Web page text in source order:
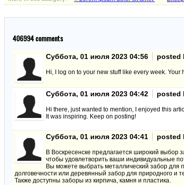
406994comments
Суббота, 01 июля 2023 04:56 posted
Hi, I log on to your new stuff like every week. Your
Суббота, 01 июля 2023 04:42 posted
Hi there, just wanted to mention, I enjoyed this
It was inspiring. Keep on posting!
Суббота, 01 июля 2023 04:41 posted
В Воскресенске предлагается широкий выбор
чтобы удовлетворить ваши индивидуальные
Вы можете выбрать металлический забор для
долговечности или деревянный забор для природного и
Также доступны заборы из кирпича, камня и пластика.